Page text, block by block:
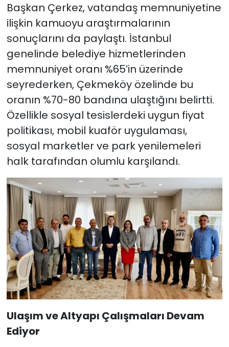
Başkan Çerkez, vatandaş memnuniyetine
ilişkin kamuoyu araştırmalarının
sonuçlarını da paylaştı. İstanbul
genelinde belediye hizmetlerinden
memnuniyet oranı %65’in üzerinde
seyrederken, Çekmeköy özelinde bu
oranın %70-80 bandına ulaştığını belirtti.
Özellikle sosyal tesislerdeki uygun fiyat
politikası, mobil kuaför uygulaması,
sosyal marketler ve park yenilemeleri
halk tarafından olumlu karşılandı.
Ulaşım ve Altyapı Çalışmaları Devam
Ediyor